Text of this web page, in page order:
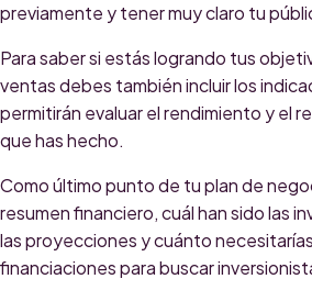
previamente y tener muy claro tu
Para saber si estás logrando tus
ventas debes también incluir los
permitirán evaluar el rendimiento y el
que has hecho.
Como último punto de tu plan de
resumen financiero, cuál han sido las
las proyecciones y cuánto
financiaciones para buscar